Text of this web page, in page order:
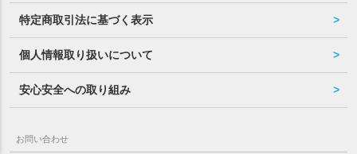
特定商取引法に基づく表示
個人情報取り扱いについて
安心安全への取り組み
お問い合わせ